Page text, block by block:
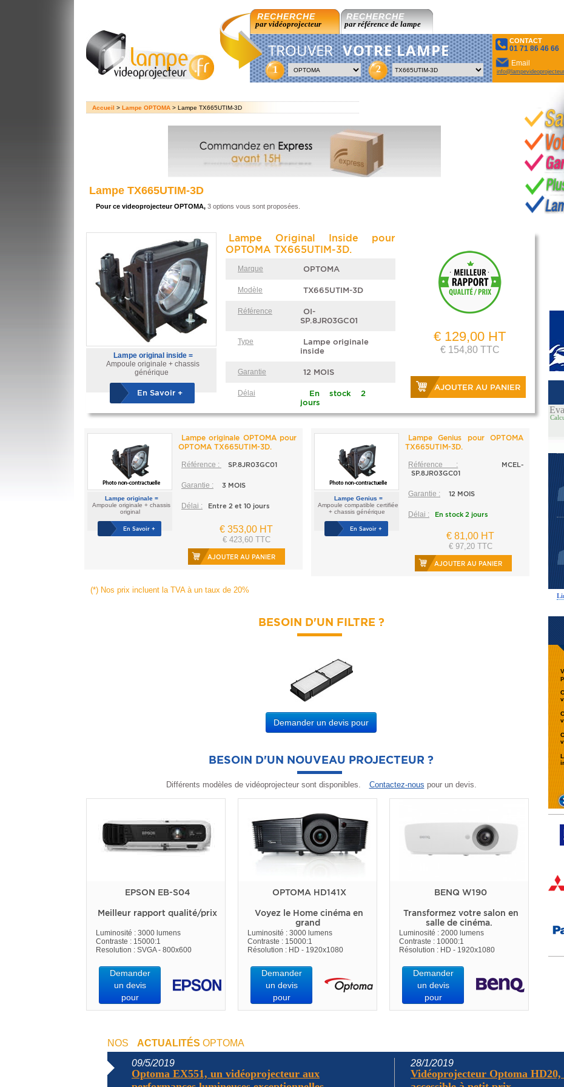
RECHERCHE
par vidéoprojecteur
RECHERCHE
par référence de lampe
TROUVER VOTRE LAMPE
1 2
CONTACT
01 71 86 46 66
Email
Accueil > Lampe OPTOMA > Lampe TX665UTIM-3D
Lampe TX665UTIM-3D
Pour ce videoprojecteur OPTOMA, 3 options vous sont proposées.
Lampe original inside =
Ampoule originale + chassis
générique
En Savoir +
Lampe Original Inside pour
OPTOMA TX665UTIM-3D.
Marque OPTOMA
Modèle TX665UTIM-3D
Référence
OI-
SP.8JR03GC01
Type
Lampe originale
inside
Garantie 12 MOIS
Délai
En stock 2
jours
€ 129,00 HT
€ 154,80 TTC
AJOUTER AU PANIER
Lampe originale =
Ampoule originale + chassis
original
En Savoir +
Lampe originale OPTOMA pour
OPTOMA TX665UTIM-3D.
Référence : SP.8JR03GC01
Garantie : 3 MOIS
Délai : Entre 2 et 10 jours
€ 353,00 HT
€ 423,60 TTC
AJOUTER AU PANIER
Lampe Genius =
Ampoule compatible certifiée
+ chassis générique
En Savoir +
Lampe Genius pour OPTOMA
TX665UTIM-3D.
Référence :
MCEL-
SP.8JR03GC01
Garantie : 12 MOIS
Délai : En stock 2 jours
€ 81,00 HT
€ 97,20 TTC
AJOUTER AU PANIER
(*) Nos prix incluent la TVA à un taux de 20%
BESOIN D'UN FILTRE ?
Demander un devis pour
BESOIN D'UN NOUVEAU PROJECTEUR ?
Différents modèles de vidéoprojecteur sont disponibles. Contactez-nous pour un devis.
EPSON EB-S04
Meilleur rapport qualité/prix
Luminosité : 3000 lumens
Contraste : 15000:1
Resolution : SVGA - 800x600
Demander
un devis
pour
OPTOMA HD141X
Voyez le Home cinéma en
grand
Luminosité : 3000 lumens
Contraste : 15000:1
Résolution : HD - 1920x1080
Demander
un devis
pour
BENQ W190
Transformez votre salon en
salle de cinéma.
Luminosité : 2000 lumens
Contraste : 10000:1
Résolution : HD - 1920x1080
Demander
un devis
pour
NOS ACTUALITÉS OPTOMA
09/5/2019
Optoma EX551, un vidéoprojecteur aux
28/1/2019
Vidéoprojecteur Optoma